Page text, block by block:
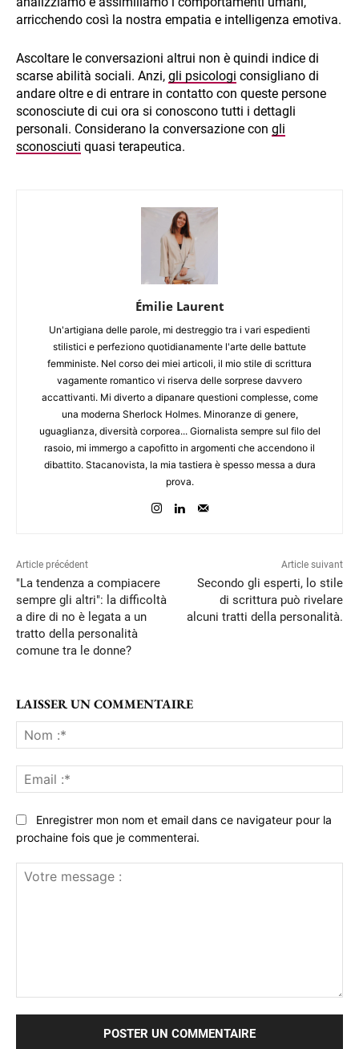
arricchendo così la nostra empatia e intelligenza emotiva.
Ascoltare le conversazioni altrui non è quindi indice di
scarse abilità sociali. Anzi, gli psicologi consigliano di
andare oltre e di entrare in contatto con queste persone
sconosciute di cui ora si conoscono tutti i dettagli
personali. Considerano la conversazione con gli
sconosciuti quasi terapeutica.
Émilie Laurent
Un'artigiana delle parole, mi destreggio tra i vari espedienti
stilistici e perfeziono quotidianamente l'arte delle battute
femministe. Nel corso dei miei articoli, il mio stile di scrittura
vagamente romantico vi riserva delle sorprese davvero
accattivanti. Mi diverto a dipanare questioni complesse, come
una moderna Sherlock Holmes. Minoranze di genere,
uguaglianza, diversità corporea... Giornalista sempre sul filo del
rasoio, mi immergo a capofitto in argomenti che accendono il
dibattito. Stacanovista, la mia tastiera è spesso messa a dura
prova.
Article précédent
"La tendenza a compiacere
sempre gli altri": la difficoltà
a dire di no è legata a un
tratto della personalità
comune tra le donne?
Article suivant
Secondo gli esperti, lo stile
di scrittura può rivelare
alcuni tratti della personalità.
LAISSER UN COMMENTAIRE
:*
:*
Enregistrer mon nom et email dans ce navigateur pour la
prochaine fois que je commenterai.